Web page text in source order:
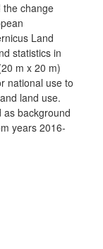
the change
Land
statistics in
m x 20 m)
national use to
land use.
as background
years 2016-